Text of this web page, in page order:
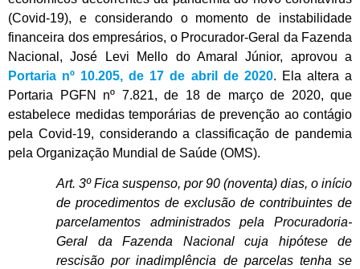
(Covid-19), e considerando o momento de instabilidade
financeira dos empresários, o Procurador-Geral da Fazenda
Nacional, José Levi Mello do Amaral Júnior, aprovou a
Portaria nº 10.205, de 17 de abril de 2020. Ela altera a
Portaria PGFN nº 7.821, de 18 de março de 2020, que
estabelece medidas temporárias de prevenção ao contágio
pela Covid-19, considerando a classificação de pandemia
pela Organização Mundial de Saúde (OMS).
Art. 3º Fica suspenso, por 90 (noventa) dias, o início
de procedimentos de exclusão de contribuintes de
parcelamentos administrados pela Procuradoria-
Geral da Fazenda Nacional cuja hipótese de
rescisão por inadimplência de parcelas tenha se